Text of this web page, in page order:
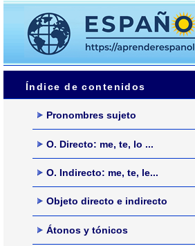
Índice de contenidos
Pronombres sujeto
O. Directo: me, te, lo ...
O. Indirecto: me, te, le...
Objeto directo e indirecto
Átonos y tónicos